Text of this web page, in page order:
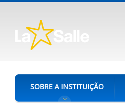
SOBRE A INSTITUIÇÃO